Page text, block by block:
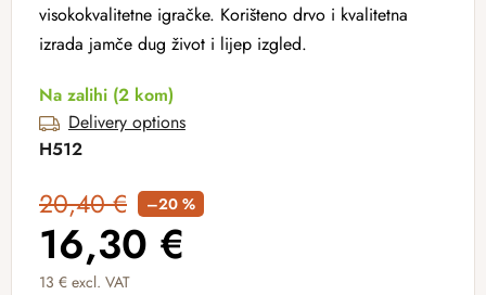
visokokvalitetne igračke. Korišteno drvo i kvalitetna
izrada jamče dug život i lijep izgled.
Na zalihi (2 kom)
Delivery options
H512
20,40 € –20 %
16,30 €
13 € excl. VAT